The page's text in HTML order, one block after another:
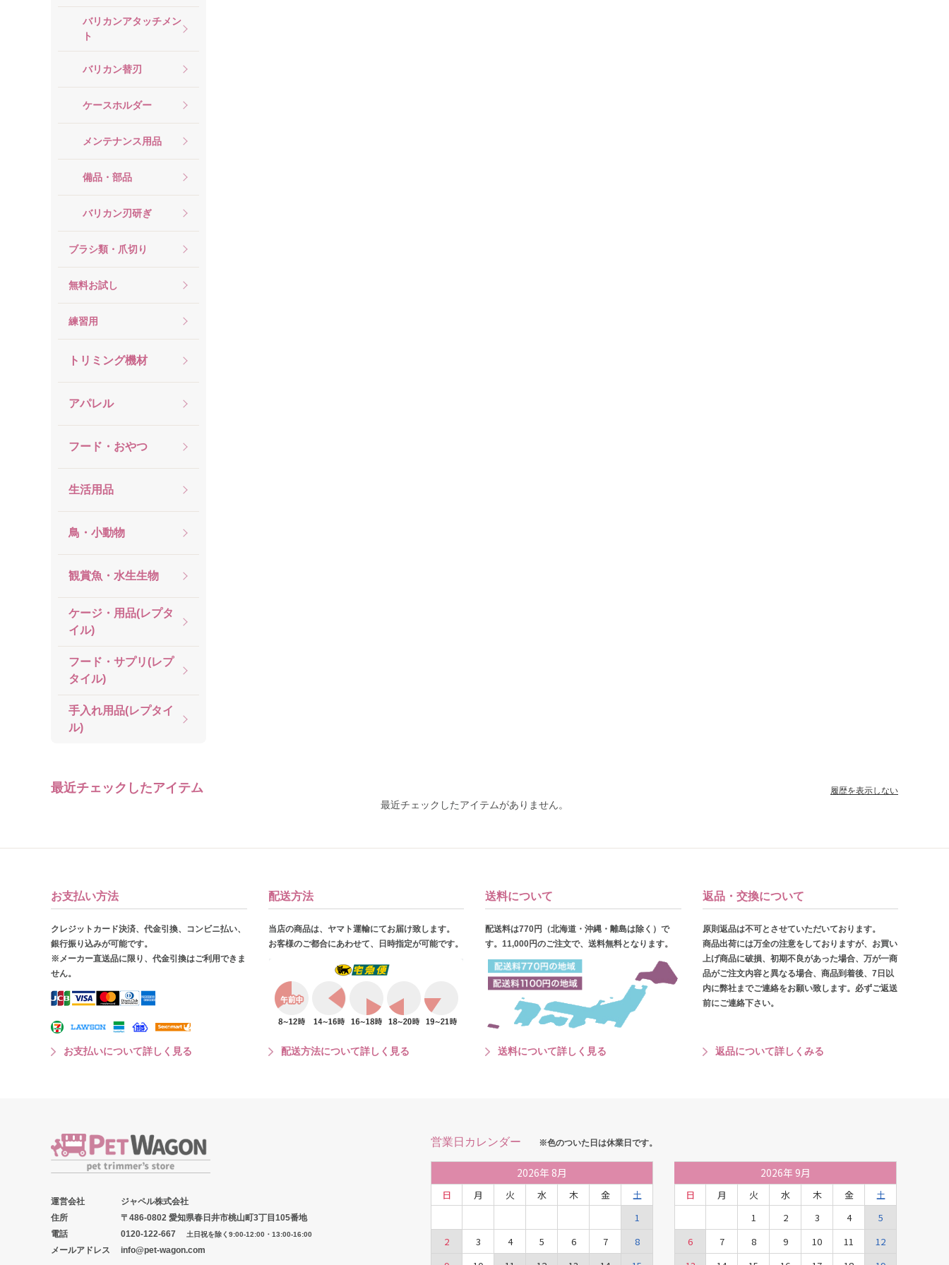
バリカンアタッチメン
ト
バリカン替刃
ケースホルダー
メンテナンス用品
備品・部品
バリカン刃研ぎ
ブラシ類・爪切り
無料お試し
練習用
トリミング機材
アパレル
フード・おやつ
生活用品
鳥・小動物
観賞魚・水生生物
ケージ・用品(レプタ
イル)
フード・サプリ(レプ
タイル)
手入れ用品(レプタイ
ル)
最近チェックしたアイテム
最近チェックしたアイテムがありません。
履歴を表示しない
お支払い方法
クレジットカード決済、代金引換、コンビニ払い、
銀行振り込みが可能です。
※メーカー直送品に限り、代金引換はご利用できま
せん。
お支払いについて詳しく見る
配送方法
当店の商品は、ヤマト運輸にてお届け致します。
お客様のご都合にあわせて、日時指定が可能です。
配送方法について詳しく見る
送料について
配送料は770円（北海道・沖縄・離島は除く）で
す。11,000円のご注文で、送料無料となります。
送料について詳しく見る
返品・交換について
原則返品は不可とさせていただいております。
商品出荷には万全の注意をしておりますが、お買い
上げ商品に破損、初期不良があった場合、万が一商
品がご注文内容と異なる場合、商品到着後、7日以
内に弊社までご連絡をお願い致します。必ずご返送
前にご連絡下さい。
返品について詳しくみる
運営会社
ジャペル株式会社
住所
〒486-0802 愛知県春日井市桃山町3丁目105番地
電話
0120-122-667 土日祝を除く9:00-12:00・13:00-16:00
メールアドレス info@pet-wagon.com
営業日カレンダー ※色のついた日は休業日です。
2026年 8月
日 月 火 水 木 金
土
1
2
3 4 5 6 7
8
2026年 9月
日 月 火 水 木 金
土
1
2 3 4
5
6
7 8 9 10 11
12